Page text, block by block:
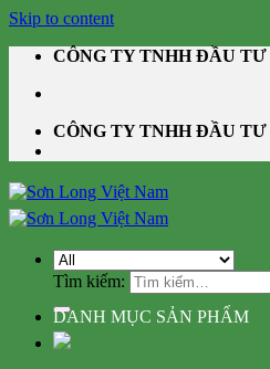
Skip to content
CÔNG TY TNHH ĐẦU
CÔNG TY TNHH ĐẦU
Tìm kiếm:
DANH MỤC SẢN PHẨM